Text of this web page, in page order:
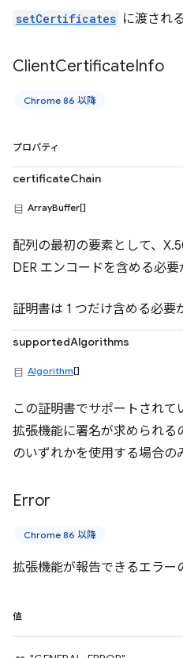
setCertificates に渡され
ClientCertificateInfo
Chrome 86 以降
プロパティ
certificateChain
ArrayBuffer[]
配列の最初の要素として、
DER エンコードを含める必要
証明書は 1 つだけ含める必要
supportedAlgorithms
Algorithm[]
この証明書でサポートされて
拡張機能に署名が求められる
のいずれかを使用する場合の
Error
Chrome 86 以降
拡張機能が報告できるエラー
値